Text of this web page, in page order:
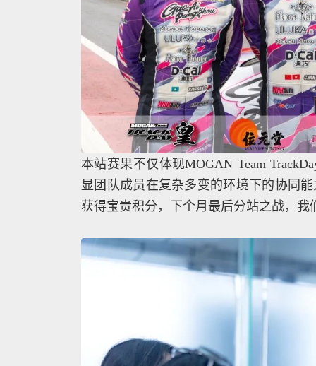
本站赛果不仅体现MOGAN Team
显团队成员在复杂多变的环境下的协同
获得宝贵积分，下个月最后分站之战，我